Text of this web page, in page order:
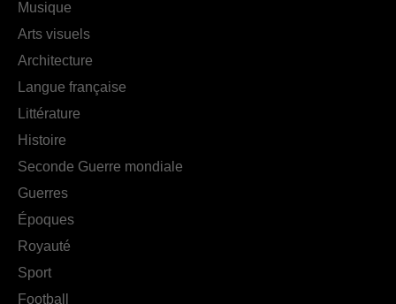
Musique
Arts visuels
Architecture
Langue française
Littérature
Histoire
Seconde Guerre mondiale
Guerres
Époques
Royauté
Sport
Football